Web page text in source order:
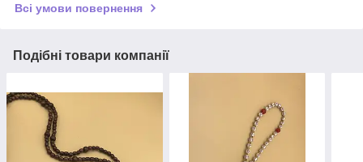
Всі умови повернення
Подібні товари компанії